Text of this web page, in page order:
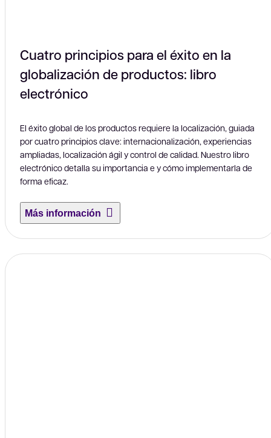
Cuatro principios para el éxito en la
globalización de productos: libro
electrónico
El éxito global de los productos requiere la localización, guiada
por cuatro principios clave: internacionalización, experiencias
ampliadas, localización ágil y control de calidad. Nuestro libro
electrónico detalla su importancia e y cómo implementarla de
forma eficaz.
Más información